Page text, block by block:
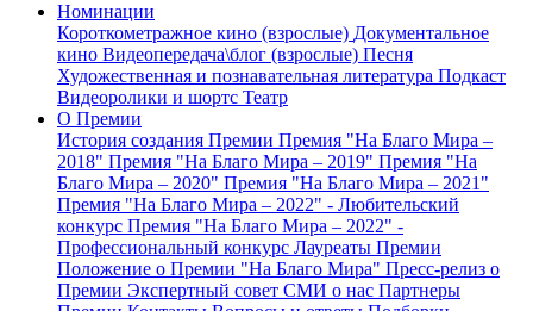
Номинации
Короткометражное кино (взрослые) Документальное
кино Видеопередача\блог (взрослые) Песня
Художественная и познавательная литература Подкаст
Видеоролики и шортс Театр
О Премии
История создания Премии Премия "На Благо Мира –
2018" Премия "На Благо Мира – 2019" Премия "На
Благо Мира – 2020" Премия "На Благо Мира – 2021"
Премия "На Благо Мира – 2022" - Любительский
конкурс Премия "На Благо Мира – 2022" -
Профессиональный конкурс Лауреаты Премии
Положение о Премии "На Благо Мира" Пресс-релиз о
Премии Экспертный совет СМИ о нас Партнеры